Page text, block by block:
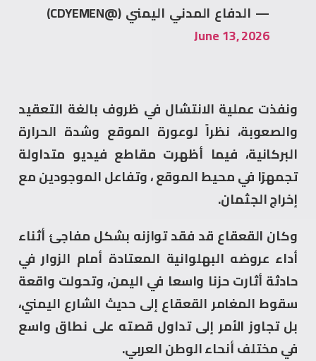
— الدفاع المدني اليمني (@CDYEMEN)
June 13, 2026
ونفذت عملية الانتشال في ظروف بالغة التعقيد
والصعوبة، نظراً لوعورة الموقع وشدة الحرارة
البركانية، فيما أظهرت مقاطع فيديو متداولة
تجمهرًا في محيط الموقع ، وتفاعل الموجودين مع
إخراج الجثمان.
وكان القعقاع قد فقد توازنه بشكل مفاجئ أثناء
أداء عروضه البهلوانية المعتادة أمام الزوار في
حادثة أثارت حزنا واسعا في اليمن، وتحولت واقعة
سقوط المغامر القعقاع إلى حديث الشارع اليمني،
بل تجاوز الأمر إلى تداول قصته على نطاق واسع
في مختلف أنحاء الوطن العربي.